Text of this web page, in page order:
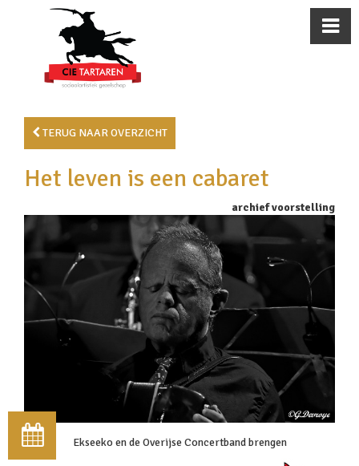
TERUG NAAR OVERZICHT
Het leven is een cabaret
archief voorstelling
Ekseeko en de Overijse Concertband brengen